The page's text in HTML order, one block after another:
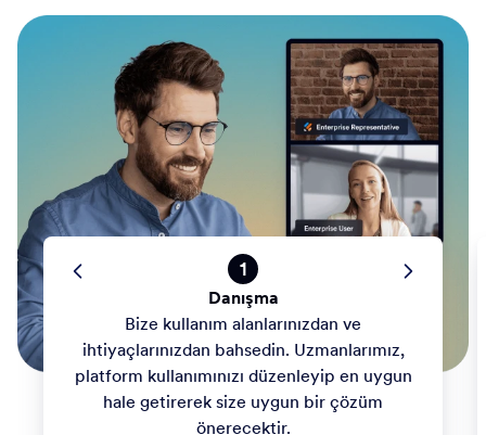
Projeleriniz bizim önceliğimizdir.
1
Danışma
Bize kullanım alanlarınızdan ve
ihtiyaçlarınızdan bahsedin. Uzmanlarımız,
platform kullanımınızı düzenleyip en uygun